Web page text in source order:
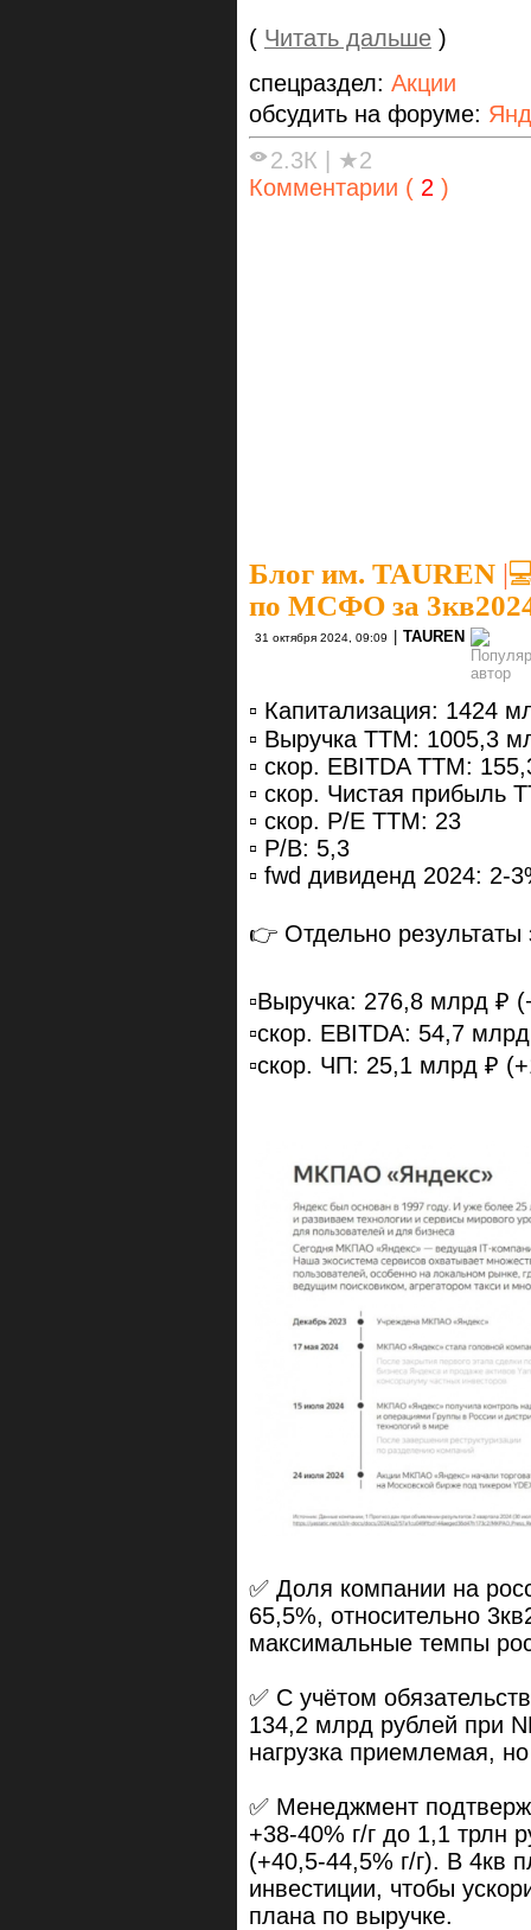
( Читать дальше )
спецраздел: Акции
обсудить на форуме:
2.3К
★2
Комментарии ( 2 )
Блог им. TAUREN |
по МСФО за
31 октября 2024, 09:09 TAUREN
▫️ Капитализация: 1424
▫️ Выручка ТТМ: 1005,3
▫️ скор. EBITDA ТТМ:
▫️ скор. Чистая прибыль
▫️ скор. P/E ТТМ: 23
▫️ P/B: 5,3
▫️ fwd дивиденд 2024: 2-
👉 Отдельно результаты
▫️Выручка: 276,8 млрд ₽
▫️скор. EBITDA: 54,7
▫️скор. ЧП: 25,1 млрд ₽
✅ Доля компании на
65,5%, относительно
максимальные темпы
✅ С учётом
134,2 млрд рублей при
нагрузка приемлемая,
✅ Менеджмент
+38-40% г/г до 1,1 трлн
(+40,5-44,5% г/г). В 4кв
инвестиции, чтобы
плана по выручке.